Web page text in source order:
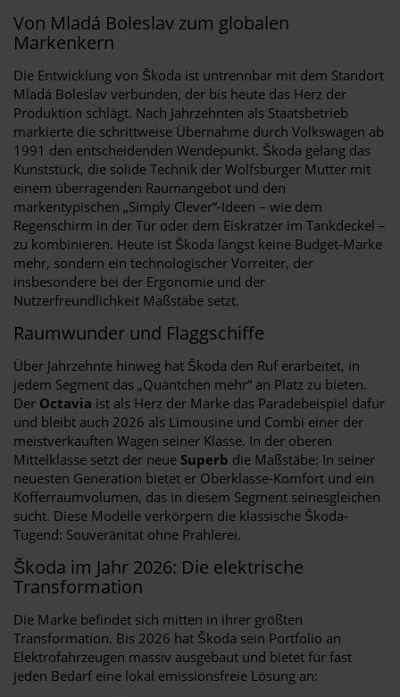
Von Mladá Boleslav zum globalen
Markenkern
Die Entwicklung von Škoda ist untrennbar mit dem Standort
Mladá Boleslav verbunden, der bis heute das Herz der
Produktion schlägt. Nach Jahrzehnten als Staatsbetrieb
markierte die schrittweise Übernahme durch Volkswagen ab
1991 den entscheidenden Wendepunkt. Škoda gelang das
Kunststück, die solide Technik der Wolfsburger Mutter mit
einem überragenden Raumangebot und den
markentypischen „Simply Clever“-Ideen – wie dem
Regenschirm in der Tür oder dem Eiskratzer im Tankdeckel –
zu kombinieren. Heute ist Škoda längst keine Budget-Marke
mehr, sondern ein technologischer Vorreiter, der
insbesondere bei der Ergonomie und der
Nutzerfreundlichkeit Maßstäbe setzt.
Raumwunder und Flaggschiffe
Über Jahrzehnte hinweg hat Škoda den Ruf erarbeitet, in
jedem Segment das „Quäntchen mehr“ an Platz zu bieten.
Der Octavia ist als Herz der Marke das Paradebeispiel dafür
und bleibt auch 2026 als Limousine und Combi einer der
meistverkauften Wagen seiner Klasse. In der oberen
Mittelklasse setzt der neue Superb die Maßstäbe: In seiner
neuesten Generation bietet er Oberklasse-Komfort und ein
Kofferraumvolumen, das in diesem Segment seinesgleichen
sucht. Diese Modelle verkörpern die klassische Škoda-
Tugend: Souveränität ohne Prahlerei.
Škoda im Jahr 2026: Die elektrische
Transformation
Die Marke befindet sich mitten in ihrer größten
Transformation. Bis 2026 hat Škoda sein Portfolio an
Elektrofahrzeugen massiv ausgebaut und bietet für fast
jeden Bedarf eine lokal emissionsfreie Lösung an: